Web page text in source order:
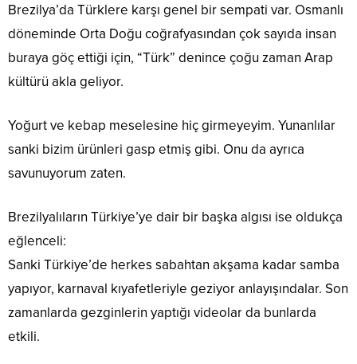
Brezilya’da Türklere karşı genel bir sempati var. Osmanlı
döneminde Orta Doğu coğrafyasından çok sayıda insan
buraya göç ettiği için, “Türk” denince çoğu zaman Arap
kültürü akla geliyor.
Yoğurt ve kebap meselesine hiç girmeyeyim. Yunanlılar
sanki bizim ürünleri gasp etmiş gibi. Onu da ayrıca
savunuyorum zaten.
Brezilyalıların Türkiye’ye dair bir başka algısı ise oldukça
eğlenceli:
Sanki Türkiye’de herkes sabahtan akşama kadar samba
yapıyor, karnaval kıyafetleriyle geziyor anlayışındalar. Son
zamanlarda gezginlerin yaptığı videolar da bunlarda
etkili.